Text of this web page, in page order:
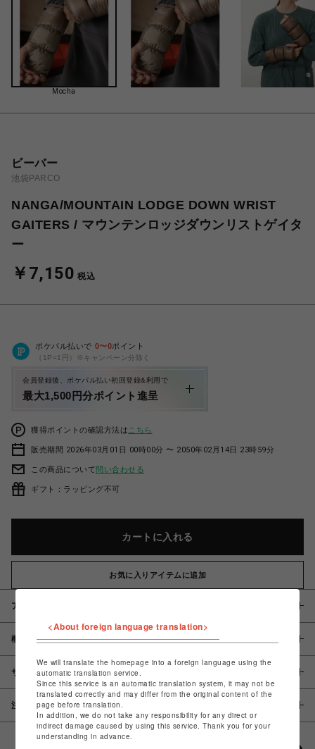
Mocha
ビーバー
池袋PARCO
NANGA/MOUNTAIN LODGE DOWN WRIST
GAITERS / マウンテンロッジダウンリストゲイタ
ー
￥7,150 税込
ポケパル払いで 0〜0ポイント
（1P=1円）※キャンペーン分除く
会員登録後、ポケパル払い初回登録&利用で
最大1,500円分ポイント進呈
獲得ポイントの確認方法は こちら
販売期間 2026年03月01日 00時00分 〜 2050年02月14日 23時59分
この商品について問い合わせる
ギフト：ラッピング不可
カートに入れる
お気に入りアイテムに追加
アイテム説明 / 素材
概要
サイズ
注意事項
<About foreign language translation>
We will translate the homepage into a foreign language using the
automatic translation service.
Since this service is an automatic translation system, it may not be
translated correctly and may differ from the original content of the
page before translation.
In addition, we do not take any responsibility for any direct or
indirect damage caused by using this service. Thank you for your
understanding in advance.